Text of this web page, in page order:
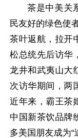
茶是中美关
民友好的绿色使
茶叶返航，拉开
松总统先后访华
龙井和武夷山大
次访华期间，两
近年来，霸王茶
中国新茶饮品牌
多美国朋友成为